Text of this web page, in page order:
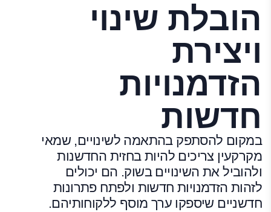
הובלת שינוי
ויצירת
הזדמנויות
חדשות
במקום להסתפק בהתאמה לשינויים, שמאי
מקרקעין צריכים להיות בחזית החדשנות
ולהוביל את השינויים בשוק. הם יכולים
לזהות הזדמנויות חדשות ולפתח פתרונות
חדשניים שיספקו ערך מוסף ללקוחותיהם.